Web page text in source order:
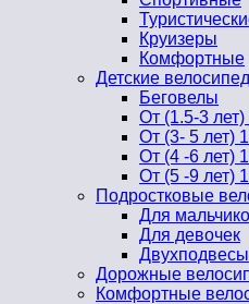
Круизеры
Комфортные
Детские
Беговелы
От (1.5-3 лет)
От (3- 5 лет)
От (4 -6 лет)
От (5 -9 лет)
Подростковые
Для
Для девочек
Двухподвесы
Дорожные
Комфортные